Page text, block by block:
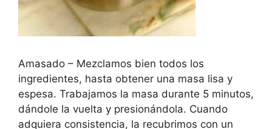
Amasado – Mezclamos bien todos los
ingredientes, hasta obtener una masa lisa y
espesa. Trabajamos la masa durante 5 minutos,
dándole la vuelta y presionándola. Cuando
adquiera consistencia, la recubrimos con un